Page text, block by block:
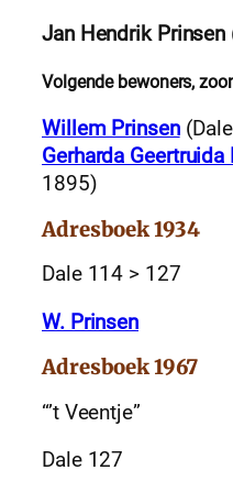
Jan Hendrik Prinsen
Volgende bewoners,
Willem Prinsen
Gerharda Geertruida
1895)
Adresboek 1934
Dale 114 > 127
W. Prinsen
Adresboek 1967
“’t Veentje”
Dale 127